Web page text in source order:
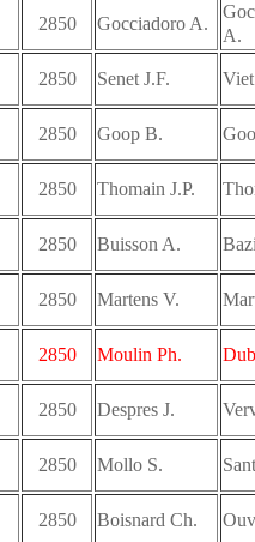
2850 Gocciadoro A.
A.
2850 Senet J.F.
2850 Goop B.
2850 Thomain J.P.
2850 Buisson A.
2850 Martens V.
2850 Moulin Ph.
2850 Despres J.
2850 Mollo S.
2850 Boisnard Ch.